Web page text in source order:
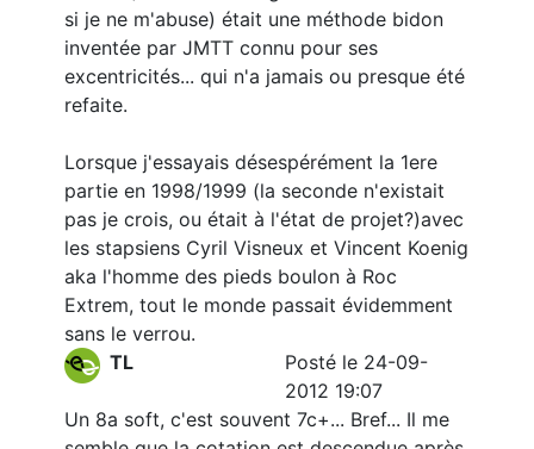
si je ne m'abuse) était une méthode bidon
inventée par JMTT connu pour ses
excentricités... qui n'a jamais ou presque été
refaite.
Lorsque j'essayais désespérément la 1ere
partie en 1998/1999 (la seconde n'existait
pas je crois, ou était à l'état de projet?)avec
les stapsiens Cyril Visneux et Vincent Koenig
aka l'homme des pieds boulon à Roc
Extrem, tout le monde passait évidemment
sans le verrou.
TL
Posté le 24-09-
2012 19:07
Un 8a soft, c'est souvent 7c+... Bref... Il me